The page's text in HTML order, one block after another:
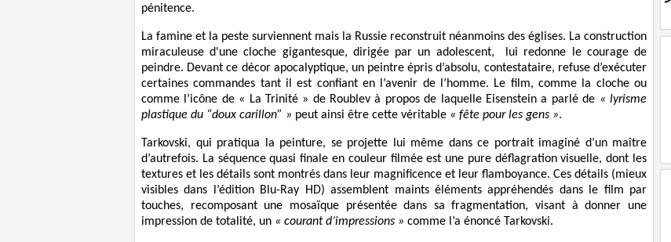
pénitence.
La famine et la peste surviennent mais la Russie reconstruit néanmoins des églises. La construction
miraculeuse d'une cloche gigantesque, dirigée par un adolescent, lui redonne le courage de
peindre. Devant ce décor apocalyptique, un peintre épris d’absolu, contestataire, refuse d’exécuter
certaines commandes tant il est confiant en l’avenir de l’homme. Le film, comme la cloche ou
comme l’icône de « La Trinité » de Roublev à propos de laquelle Eisenstein a parlé de « lyrisme
plastique du “doux carillon” » peut ainsi être cette véritable « fête pour les gens ».
Tarkovski, qui pratiqua la peinture, se projette lui même dans ce portrait imaginé d’un maître
d’autrefois. La séquence quasi finale en couleur filmée est une pure déflagration visuelle, dont les
textures et les détails sont montrés dans leur magnificence et leur flamboyance. Ces détails (mieux
visibles dans l’édition Blu-Ray HD) assemblent maints éléments appréhendés dans le film par
touches, recomposant une mosaïque présentée dans sa fragmentation, visant à donner une
impression de totalité, un « courant d’impressions » comme l’a énoncé Tarkovski.